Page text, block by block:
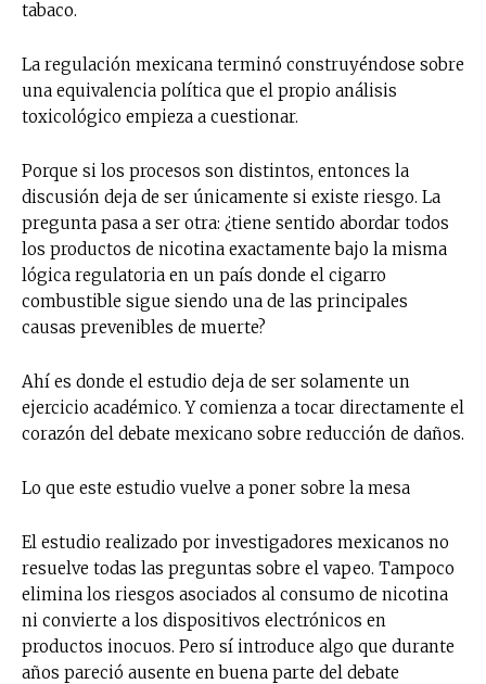
tabaco.
La regulación mexicana terminó construyéndose sobre
una equivalencia política que el propio análisis
toxicológico empieza a cuestionar.
Porque si los procesos son distintos, entonces la
discusión deja de ser únicamente si existe riesgo. La
pregunta pasa a ser otra: ¿tiene sentido abordar todos
los productos de nicotina exactamente bajo la misma
lógica regulatoria en un país donde el cigarro
combustible sigue siendo una de las principales
causas prevenibles de muerte?
Ahí es donde el estudio deja de ser solamente un
ejercicio académico. Y comienza a tocar directamente el
corazón del debate mexicano sobre reducción de daños.
Lo que este estudio vuelve a poner sobre la mesa
El estudio realizado por investigadores mexicanos no
resuelve todas las preguntas sobre el vapeo. Tampoco
elimina los riesgos asociados al consumo de nicotina
ni convierte a los dispositivos electrónicos en
productos inocuos. Pero sí introduce algo que durante
años pareció ausente en buena parte del debate